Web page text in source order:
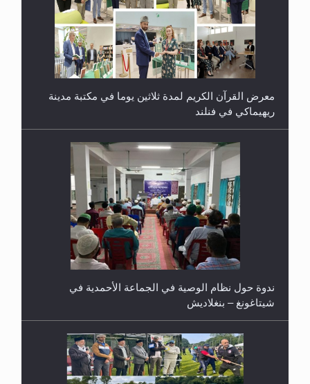
معرض القرآن الكريم لمدة ثلاثين يوما في مكتبة مدينة
ريهيماكي في فنلند
ندوة حول نظام الوصية في الجماعة الأحمدية في
شيتاغونغ – بنغلاديش